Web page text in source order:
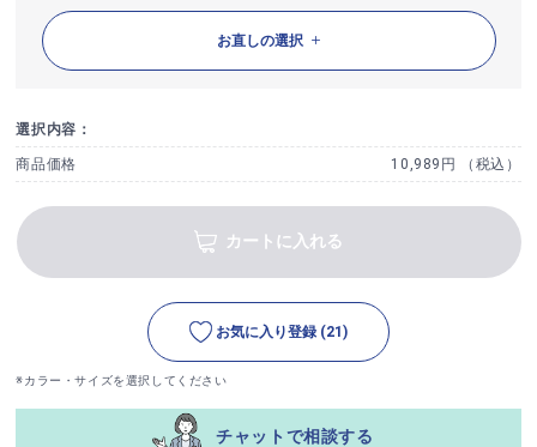
お直しの選択
選択内容：
商品価格 10,989円 （税込）
カートに入れる
お気に入り登録 (21)
※カラー・サイズを選択してください
チャットで相談する